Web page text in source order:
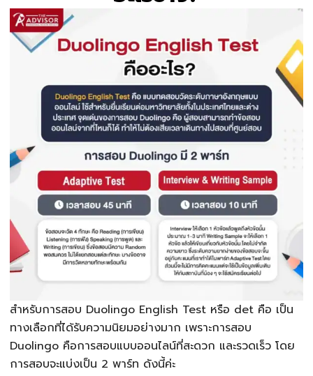
สำหรับการสอบ Duolingo English Test หรือ det คือ เป็น
ทางเลือกที่ได้รับความนิยมอย่างมาก เพราะการสอบ
Duolingo คือการสอบแบบออนไลน์ที่สะดวก และรวดเร็ว โดย
การสอบจะแบ่งเป็น 2 พาร์ท ดังนี้ค่ะ